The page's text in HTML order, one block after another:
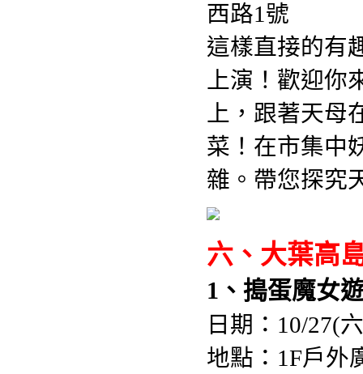
西路1號
這樣直接的有
上演！歡迎你
上，跟著天母
菜！在市集中
雜。帶您探究
六、大葉高
1、搗蛋魔女
日期：10/27(
地點：1F戶外